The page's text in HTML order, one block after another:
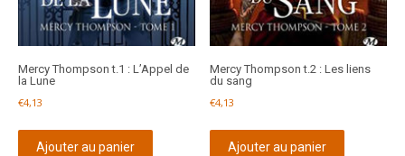
Mercy Thompson t.1 : L’Appel de
la Lune
€4,13
Ajouter au panier
Mercy Thompson t.2 : Les liens
du sang
€4,13
Ajouter au panier